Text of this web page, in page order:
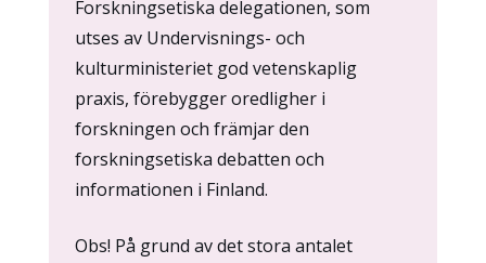
Content
markup
Forskningsetiska delegationen, som
utses av Undervisnings- och
kulturministeriet god vetenskaplig
praxis, förebygger oredligher i
forskningen och främjar den
forskningsetiska debatten och
informationen i Finland.
Obs! På grund av det stora antalet